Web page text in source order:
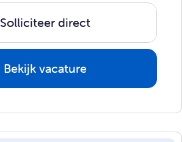
Solliciteer direct
Bekijk vacature